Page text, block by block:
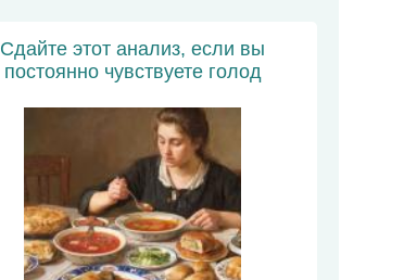
Сдайте этот анализ, если вы
постоянно чувствуете голод